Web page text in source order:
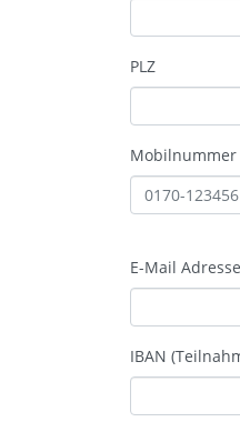
PLZ
E-Mail Adresse
IBAN